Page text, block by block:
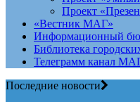
Проект
«Вестник МАГ»
Информационный
Библиотека
Телеграмм канал
Последние новости